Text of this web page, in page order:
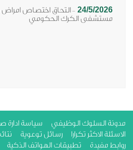
24/5/2026
-التحاق اختصاص امراض
مستشفى الكرك الحكومي
السلوك الوظيفي
سياسة ادارة صوت
الاكثر تكرارا
رسائل توعوية
نتائج
مفيدة
تطبيقات الهواتف الذكية